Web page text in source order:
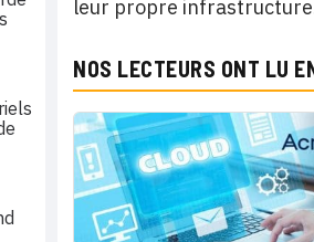
leur propre
NOS LECTEURS ONT LU